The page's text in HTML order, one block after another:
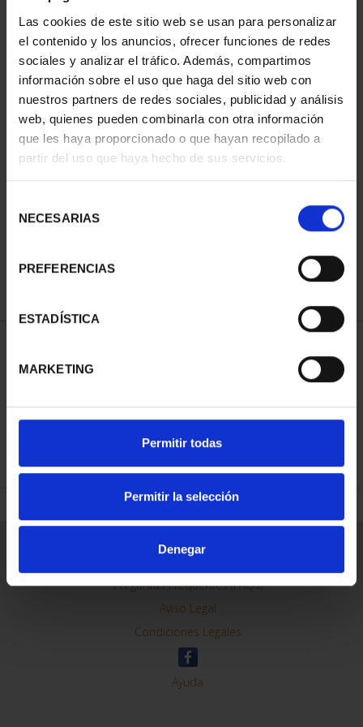
Las cookies de este sitio web se usan para personalizar
el contenido y los anuncios, ofrecer funciones de redes
sociales y analizar el tráfico. Además, compartimos
información sobre el uso que haga del sitio web con
nuestros partners de redes sociales, publicidad y análisis
web, quienes pueden combinarla con otra información
que les haya proporcionado o que hayan recopilado a
partir del uso que haya hecho de sus servicios.
NECESARIAS
PREFERENCIAS
ESTADÍSTICA
MARKETING
Permitir todas
Permitir la selección
Denegar
2 EURO PROOF WORLD
HERITAGE 2023
€23.00
REFINE
General Information
Contacto
Preguntas Frequentes (FAQs)
Aviso Legal
Condiciones Legales
Ayuda